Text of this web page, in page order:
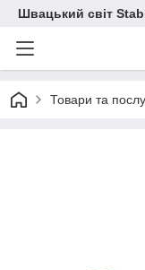
Швацький світ
Товари та